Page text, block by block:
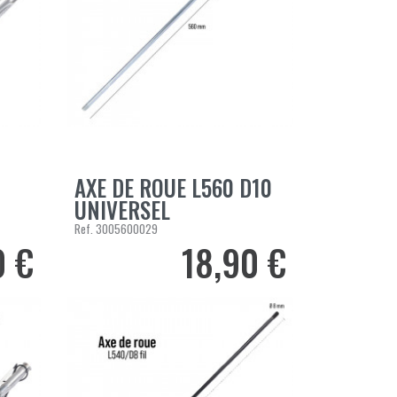
€
AJOUTER AU PANIER
AXE DE ROUE L560 D10
UNIVERSEL
Ref. 3005600029
Prix
18,90 €